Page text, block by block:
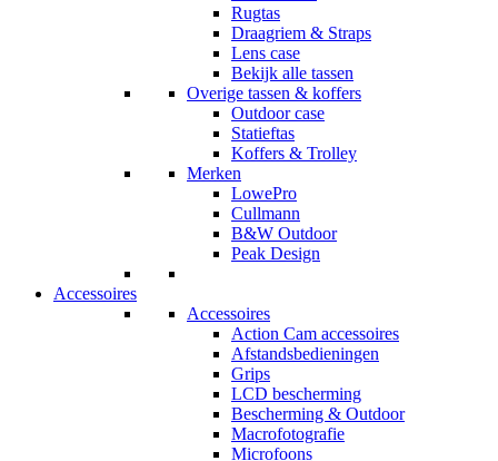
Rugtas
Draagriem & Straps
Lens case
Bekijk alle tassen
Overige tassen & koffers
Outdoor case
Statieftas
Koffers & Trolley
Merken
LowePro
Cullmann
B&W Outdoor
Peak Design
Accessoires
Accessoires
Action Cam accessoires
Afstandsbedieningen
Grips
LCD bescherming
Bescherming & Outdoor
Macrofotografie
Microfoons